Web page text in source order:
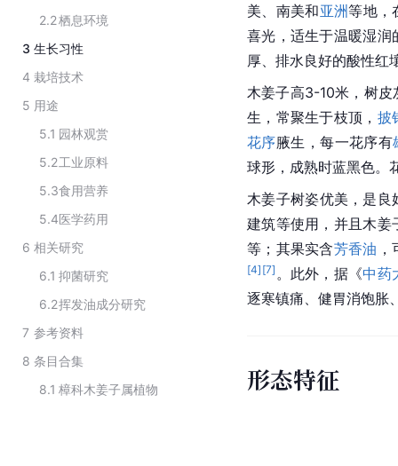
2.2栖息环境
3 生长习性
4 栽培技术
5 用途
5.1 园林观赏
5.2工业原料
5.3食用营养
5.4医学药用
6 相关研究
6.1 抑菌研究
6.2挥发油成分研究
7 参考资料
8 条目合集
8.1 樟科木姜子属植物
美、南美和亚洲等地，
喜光，适生于温暖湿
厚、排水良好的酸性红
木姜子高3-10米，树
生，常聚生于枝顶， 披
花序腋生，每一花序有
球形，成熟时蓝黑色
木姜子树姿优美，是
建筑等使用，并且木
等；其果实含芳香油
[4] [7] 。此外，据《中药
逐寒镇痛、健胃消饱胀
形态特征